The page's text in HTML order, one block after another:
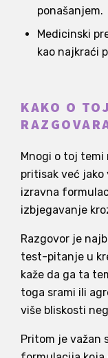
ponašanjem.
Medicinski
kao najkraći
KAKO O
Mnogi o toj temi
pritisak već jako
izravna
izbjegavanje
Razgovor je
test-pitanje u
kaže da ga ta
toga srami ili
više bliskosti
Pritom je važan